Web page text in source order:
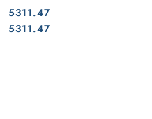
Cena:
5311.47
Cena:
5311.47